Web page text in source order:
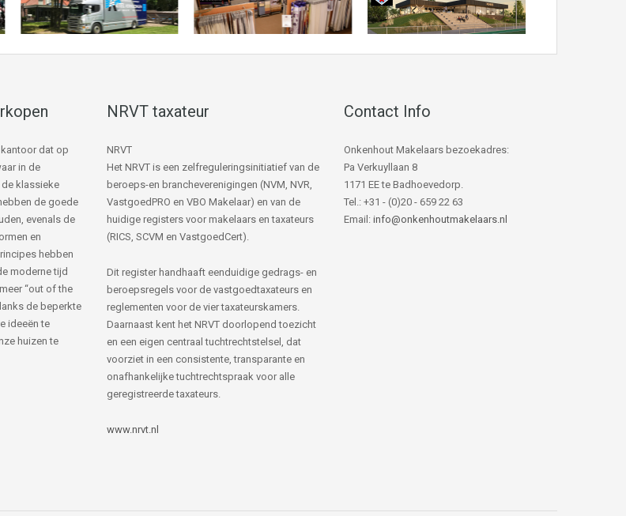
dat op
in de
klassieke
de goede
evenals de
en
hebben
moderne tijd
“out of the
de beperkte
ideeën te
huizen te
NRVT taxateur
NRVT
Het NRVT is een zelfreguleringsinitiatief van de
beroeps-en brancheverenigingen (NVM, NVR,
VastgoedPRO en VBO Makelaar) en van de
huidige registers voor makelaars en taxateurs
(RICS, SCVM en VastgoedCert).
Dit register handhaaft eenduidige gedrags- en
beroepsregels voor de vastgoedtaxateurs en
reglementen voor de vier taxateurskamers.
Daarnaast kent het NRVT doorlopend toezicht
en een eigen centraal tuchtrechtstelsel, dat
voorziet in een consistente, transparante en
onafhankelijke tuchtrechtspraak voor alle
geregistreerde taxateurs.
www.nrvt.nl
Contact Info
Onkenhout Makelaars bezoekadres:
Pa Verkuyllaan 8
1171 EE te Badhoevedorp.
Tel.: +31 - (0)20 - 659 22 63
Email: info@onkenhoutmakelaars.nl